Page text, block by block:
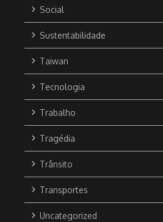
Social
Sustentabilidade
Taiwan
Tecnologia
Trabalho
Tragédia
Trânsito
Transportes
Uncategorized